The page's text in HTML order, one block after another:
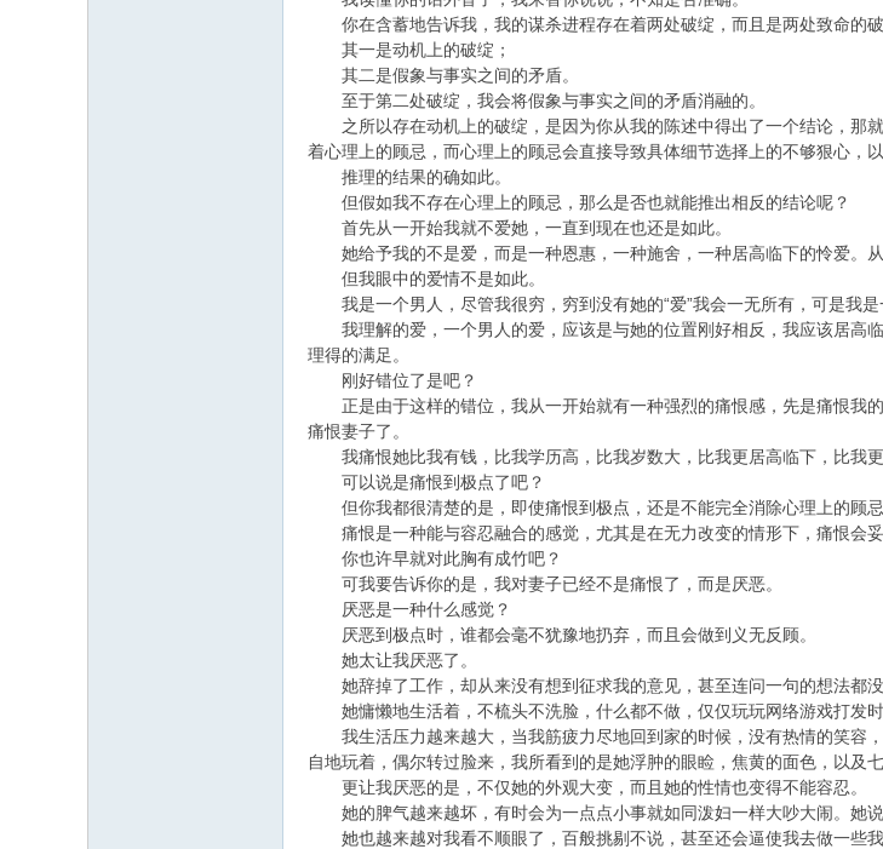
你在含蓄地告诉我，我的谋杀进程存在着两处破绽，而且是两处致命的破
其一是动机上的破绽；
其二是假象与事实之间的矛盾。
至于第二处破绽，我会将假象与事实之间的矛盾消融的。
之所以存在动机上的破绽，是因为你从我的陈述中得出了一个结论，那
着心理上的顾忌，而心理上的顾忌会直接导致具体细节选择上的不够狠心，
推理的结果的确如此。
但假如我不存在心理上的顾忌，那么是否也就能推出相反的结论呢？
首先从一开始我就不爱她，一直到现在也还是如此。
她给予我的不是爱，而是一种恩惠，一种施舍，一种居高临下的怜爱。从
但我眼中的爱情不是如此。
我是一个男人，尽管我很穷，穷到没有她的“爱”我会一无所有，可是我是
我理解的爱，一个男人的爱，应该是与她的位置刚好相反，我应该居高
理得的满足。
刚好错位了是吧？
正是由于这样的错位，我从一开始就有一种强烈的痛恨感，先是痛恨我
痛恨妻子了。
我痛恨她比我有钱，比我学历高，比我岁数大，比我更居高临下，比我
可以说是痛恨到极点了吧？
但你我都很清楚的是，即使痛恨到极点，还是不能完全消除心理上的顾忌
痛恨是一种能与容忍融合的感觉，尤其是在无力改变的情形下，痛恨会妥
你也许早就对此胸有成竹吧？
可我要告诉你的是，我对妻子已经不是痛恨了，而是厌恶。
厌恶是一种什么感觉？
厌恶到极点时，谁都会毫不犹豫地扔弃，而且会做到义无反顾。
她太让我厌恶了。
她辞掉了工作，却从来没有想到征求我的意见，甚至连问一句的想法都没
她慵懒地生活着，不梳头不洗脸，什么都不做，仅仅玩玩网络游戏打发时
我生活压力越来越大，当我筋疲力尽地回到家的时候，没有热情的笑容
自地玩着，偶尔转过脸来，我所看到的是她浮肿的眼睑，焦黄的面色，以及七
更让我厌恶的是，不仅她的外观大变，而且她的性情也变得不能容忍。
她的脾气越来越坏，有时会为一点点小事就如同泼妇一样大吵大闹。她说
她也越来越对我看不顺眼了，百般挑剔不说，甚至还会逼使我去做一些我